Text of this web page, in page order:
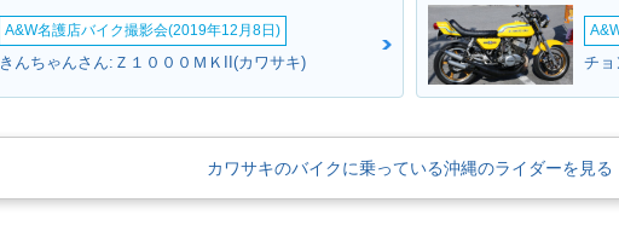
A&W名護店バイク撮影会(2019年12月8日)
きんちゃんさん:Ｚ１０００ＭＫII(カワサキ) チ
カワサキのバイクに乗っている沖縄のライダーを見る